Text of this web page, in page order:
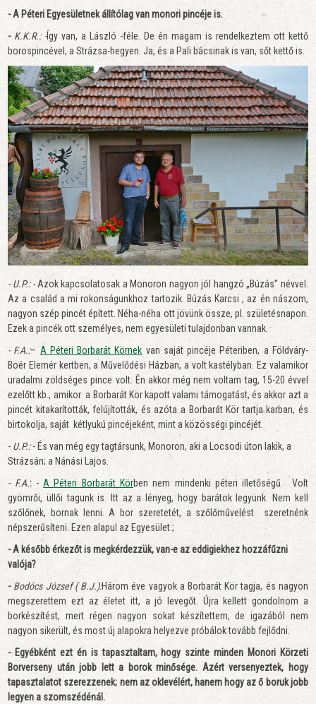
- A Péteri Egyesületnek állítólag van monori pincéje is.
-K.K.R.: -Így van, a László -féle. De én magam is rendelkeztem ott kettő
borospincével, a Strázsa-hegyen. Ja, és a Pali bácsinak is van, sőt kettő is.
- U.P.: -Azok kapcsolatosak a Monoron nagyon jól hangzó „Búzás” névvel.
Az a család a mi rokonságunkhoz tartozik. Búzás Karcsi , az én nászom,
nagyon szép pincét épített. Néha-néha ott jövünk össze, pl. születésnapon.
Ezek a pincék ott személyes, nem egyesületi tulajdonban vannak.
- F.A.:–A Péteri Borbarát Körnek van saját pincéje Péteriben, a Földváry-
Boér Elemér kertben, a Művelődési Házban, a volt kastélyban. Ez valamikor
uradalmi zöldséges pince volt. Én akkor még nem voltam tag, 15-20 évvel
ezelőtt kb., amikor a Borbarát Kör kapott valami támogatást, és akkor azt a
pincét kitakarították, felújították, és azóta a Borbarát Kör tartja karban, és
birtokolja, saját kétlyukú pincéjeként, mint a közösségi pincéjét.
- U.P.:- És van még egy tagtársunk, Monoron, aki a Locsodi úton lakik, a
Strázsán; a Nánási Lajos.
- F.A.:-A Péteri Borbarát Körben nem mindenki péteri illetőségű. Volt
gyömrői, üllői tagunk is. Itt az a lényeg, hogy barátok legyünk. Nem kell
szőlőnek, bornak lenni. A bor szeretetét, a szőlőművelést szeretnénk
népszerűsíteni. Ezen alapul az Egyesület.;
- A később érkezőt is megkérdezzük, van-e az eddigiekhez hozzáfűzni
valója?
-Bodócs József ( B.J.):Három éve vagyok a Borbarát Kör tagja, és nagyon
megszerettem ezt az életet itt, a jó levegőt. Újra kellett gondolnom a
borkészítést, mert régen nagyon sokat
készítettem, de igazából nem
nagyon sikerült, és most új alapokra helyezve próbálok tovább fejlődni.
- Egyébként ezt én is tapasztaltam, hogy szinte minden Monori Körzeti
Borverseny után jobb lett a borok minősége. Azért versenyeztek, hogy
tapasztalatot szerezzenek; nem az oklevélért, hanem hogy az ő boruk jobb
legyen a szomszédénál.